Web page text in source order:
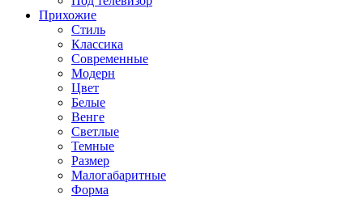
Прихожие
Стиль
Классика
Современные
Модерн
Цвет
Белые
Венге
Светлые
Темные
Размер
Малогабаритные
Форма